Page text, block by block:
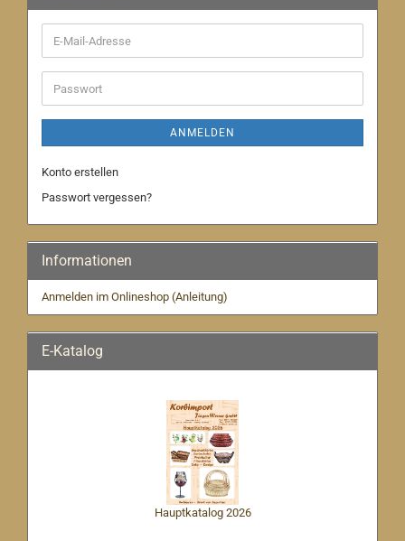
E-
Mail-
Adresse
Passwort
ANMELDEN
Konto erstellen
Passwort vergessen?
Informationen
Anmelden im Onlineshop (Anleitung)
E-Katalog
Hauptkatalog 2026